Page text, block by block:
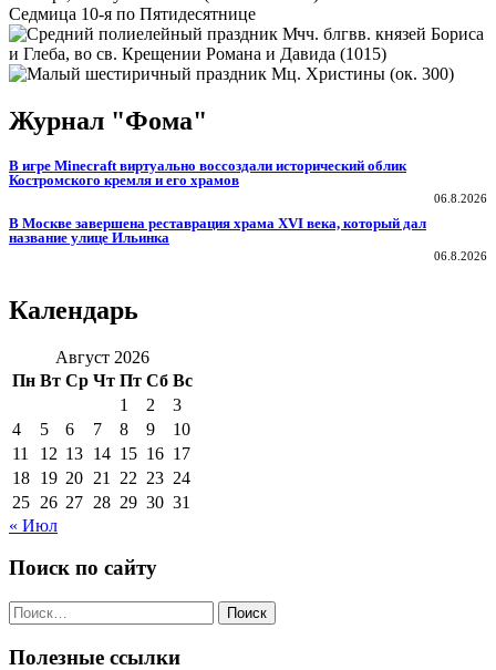
Седмица 10-я по Пятидесятнице
Мчч. блгвв. князей Бориса
и Глеба, во св. Крещении Романа и Давида (1015)
Мц. Христины (ок. 300)
Журнал "Фома"
В игре Minecraft виртуально воссоздали исторический облик
Костромского кремля и его храмов
06.8.2026
В Москве завершена реставрация храма XVI века, который дал
название улице Ильинка
06.8.2026
Календарь
Август 2026
Пн Вт Ср Чт Пт Сб Вс
1
2
3
4
5 6 7 8 9
10
11
12 13 14 15 16 17
18 19 20 21 22 23 24
25 26 27 28 29 30 31
« Июл
Поиск по сайту
Поиск
по:
Полезные ссылки